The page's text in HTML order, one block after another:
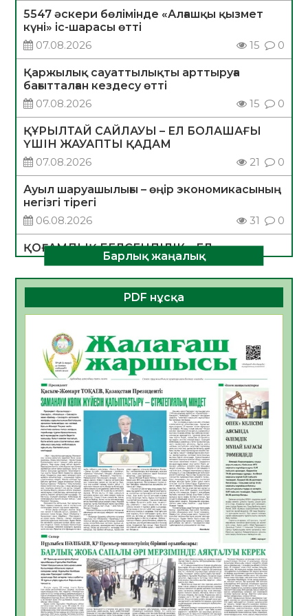
5547 әскери бөлімінде «Алғашқы қызмет
күні» іс-шарасы өтті
07.08.2026
15 0
Қаржылық сауаттылықты арттыруға
бағытталған кездесу өтті
07.08.2026
15 0
ҚҰРЫЛТАЙ САЙЛАУЫ – ЕЛ БОЛАШАҒЫ
ҮШІН ЖАУАПТЫ ҚАДАМ
07.08.2026
21 0
Ауыл шаруашылығы – өңір экономикасының
негізгі тірегі
06.08.2026
31 0
ҚОҒАМДЫҚ БЕЛСЕНДІЛІК – ЕЛ
ДАМУЫНЫҢ НЕГІЗІ
06.08.2026
30 0
ҚҰРЫЛТАЙ САЙЛАУЫ – БОЛАШАҚҚА
БАСТАР ЖАУАПТЫ ТАҢДАУ
06.08.2026
Инфекциялық ауруларға қарсы иммундау
жұмыстарының тиімділігі
06.08.2026
33
Көкжөтел ауруы туралы
06.08.2026
30
АПВ вакцинасы туралы мәлімет
06.08.2026
31
Open Air: Қызылорда облысы полиция
департаменті 20 мыңнан астам
көрерменнің қауіпсіздігін қамтамасыз етті
06.08.2026
41
ҚЫЗЫЛОРДАДА «САНАЛЫ ҰРПАҚ –
ЖАРҚЫН БОЛАШАҚ» АТТЫ КЕҢЕЙТІЛГЕН
МӘЖІЛІС ӨТТІ
Барлық жаңалық
PDF нұсқа